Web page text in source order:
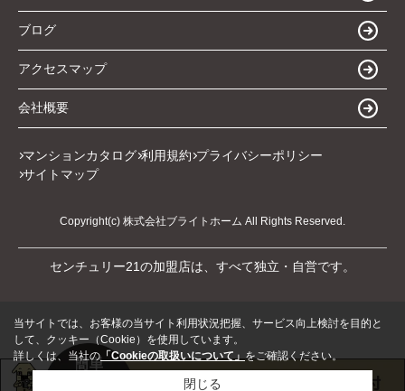
ブログ
アクセスマップ
会社概要
マンションカタログ 利用規約 プライバシーポリシー
サイトマップ
Copyright(c) 株式会社ブライトホーム All Rights Reserved.
センチュリー21の加盟店は、すべて独立・自営です。
当サイトでは、お客様の当サイト利用状況把握、サービス向上検討を目的と
して、クッキー（Cookie）を使用しています。
詳しくは、当社の「Cookieの取扱いについて」 をご確認ください。
閉じる